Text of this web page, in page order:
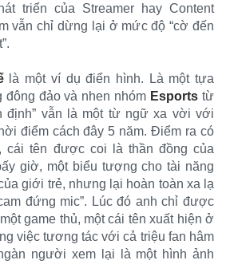
triển của Streamer hay Content
vẫn chỉ dừng lại ở mức độ “cờ đến
là một ví dụ điển hình. Là một tựa
đông đảo và nhen nhóm Esports từ
định” vẫn là một từ ngữ xa vời với
điểm cách đây 5 năm. Điểm ra có
, cái tên được coi là thần đồng của
giờ, một biểu tượng cho tài năng
giới trẻ, nhưng lại hoàn toàn xa lạ
đứng mic”. Lúc đó anh chỉ được
game thủ, một cái tên xuất hiện ở
việc tương tác với cả triệu fan hâm
người xem lại là một hình ảnh